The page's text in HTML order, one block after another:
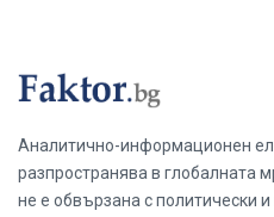
Аналитично-информационен
разпространява в глобалната
не е обвързана с политически